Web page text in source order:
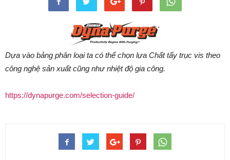
Dựa vào bảng phân loại ta có thể chọn lựa Chất tẩy trục vis theo
công nghệ sản xuất cũng như nhiệt độ gia công.
https://dynapurge.com/selection-guide/